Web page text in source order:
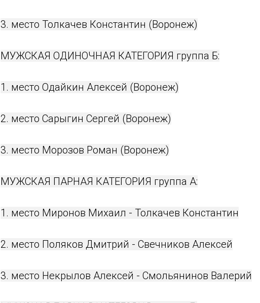
3. место Толкачев Константин (Воронеж)
МУЖСКАЯ ОДИНОЧНАЯ КАТЕГОРИЯ группа Б:
1. место Одайкин Алексей (Воронеж)
2. место Сарыгин Сергей (Воронеж)
3. место Морозов Роман (Воронеж)
МУЖСКАЯ ПАРНАЯ КАТЕГОРИЯ группа А:
1. место Миронов Михаил - Толкачев Константин
2. место Поляков Дмитрий - Свечников Алексей
3. место Некрылов Алексей - Смольянинов Валерий